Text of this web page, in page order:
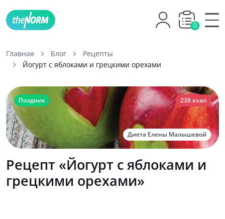
0
Главная Блог
Рецепты
Йогурт с яблоками и грецкими орехами
238 ккал
Полдник
Диета Елены Малышевой
Рецепт «Йогурт с яблоками и
грецкими орехами»